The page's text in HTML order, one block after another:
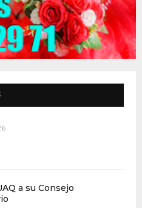
a su Consejo